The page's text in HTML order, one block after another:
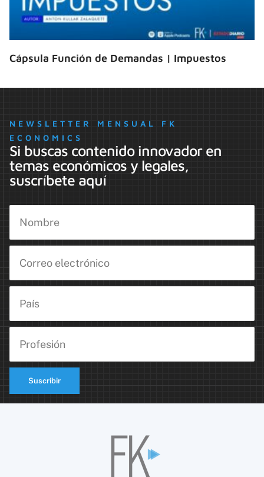
Cápsula Función de Demandas | Impuestos
NEWSLETTER MENSUAL FK
ECONOMICS
Si buscas contenido innovador en
temas económicos y legales,
suscríbete aquí
Suscribir